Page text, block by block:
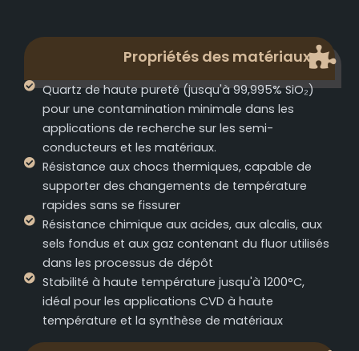
Propriétés des matériaux
Quartz de haute pureté (jusqu'à 99,995% SiO₂)
pour une contamination minimale dans les
applications de recherche sur les semi-
conducteurs et les matériaux.
Résistance aux chocs thermiques, capable de
supporter des changements de température
rapides sans se fissurer
Résistance chimique aux acides, aux alcalis, aux
sels fondus et aux gaz contenant du fluor utilisés
dans les processus de dépôt
Stabilité à haute température jusqu'à 1200°C,
idéal pour les applications CVD à haute
température et la synthèse de matériaux